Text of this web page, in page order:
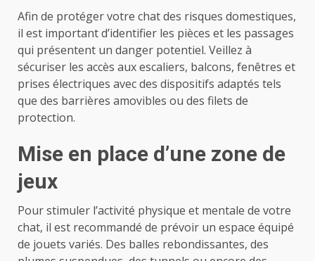
Afin de protéger votre chat des risques domestiques,
il est important d’identifier les pièces et les passages
qui présentent un danger potentiel. Veillez à
sécuriser les accès aux escaliers, balcons, fenêtres et
prises électriques avec des dispositifs adaptés tels
que des barrières amovibles ou des filets de
protection.
Mise en place d’une zone de
jeux
Pour stimuler l’activité physique et mentale de votre
chat, il est recommandé de prévoir un espace équipé
de jouets variés. Des balles rebondissantes, des